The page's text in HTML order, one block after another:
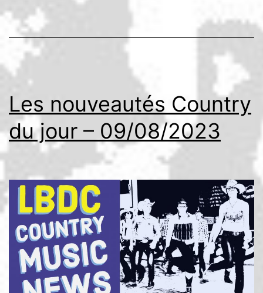
Les nouveautés Country
du jour – 09/08/2023